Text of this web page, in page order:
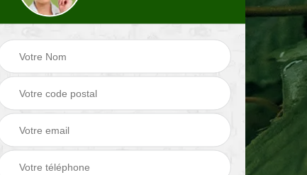
Paysagiste 07 Jardinier 07